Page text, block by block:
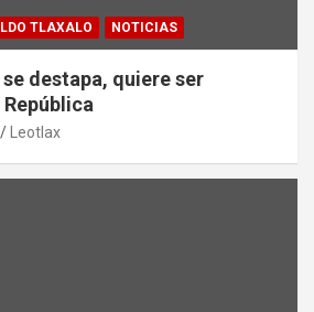
TLAXALO NOTICIAS
destapa, quiere ser
Leotlax